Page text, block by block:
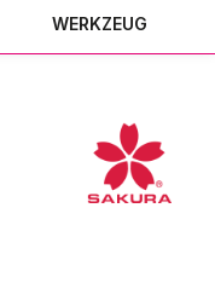
WERKZEUG